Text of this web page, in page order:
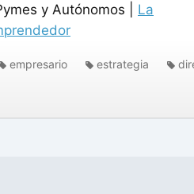
y Autónomos | La
empresario estrategia